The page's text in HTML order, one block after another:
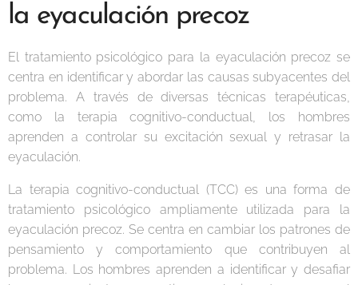
la eyaculación precoz
El tratamiento psicológico para la eyaculación precoz se
centra en identificar y abordar las causas subyacentes del
problema. A través de diversas técnicas terapéuticas,
como la terapia cognitivo-conductual, los hombres
aprenden a controlar su excitación sexual y retrasar la
eyaculación.
La terapia cognitivo-conductual (TCC) es una forma de
tratamiento psicológico ampliamente utilizada para la
eyaculación precoz. Se centra en cambiar los patrones de
pensamiento y comportamiento que contribuyen al
problema. Los hombres aprenden a identificar y desafiar